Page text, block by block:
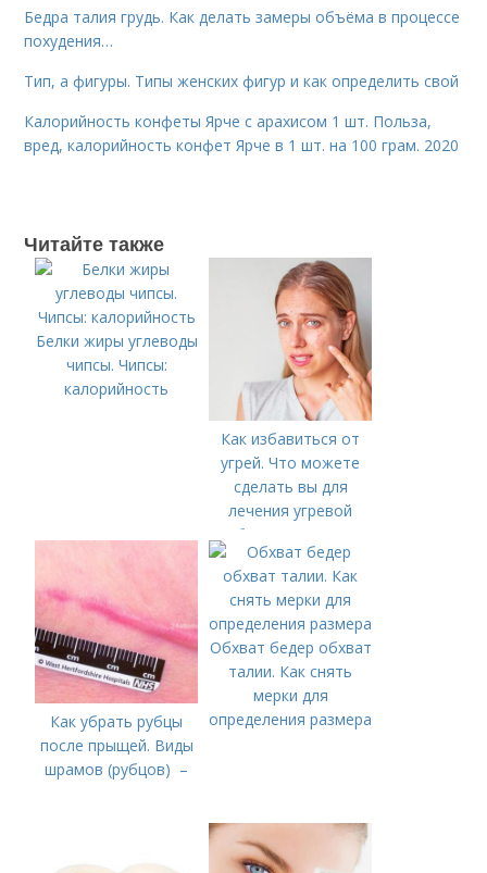
Бедра талия грудь. Как делать замеры объёма в процессе
похудения…
Тип, а фигуры. Типы женских фигур и как определить свой
Калорийность конфеты Ярче с арахисом 1 шт. Польза,
вред, калорийность конфет Ярче в 1 шт. на 100 грам. 2020
Читайте также
Белки жиры углеводы
чипсы. Чипсы:
калорийность
Как избавиться от
угрей. Что можете
сделать вы для
лечения угревой
болезни (акне)
Как убрать рубцы
после прыщей. Виды
шрамов (рубцов) –
Обхват бедер обхват
талии. Как снять
мерки для
определения размера